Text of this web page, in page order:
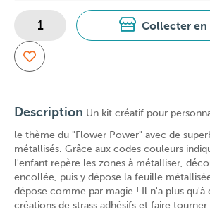
Collecter
Description Un kit créatif pour
le thème du "Flower Power" avec de
métallisés. Grâce aux codes couleurs
l'enfant repère les zones à métalliser,
encollée, puis y dépose la feuille
dépose comme par magie ! Il n'a plus qu'à
créations de strass adhésifs et faire